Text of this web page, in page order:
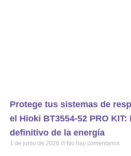
Protege tus sistemas de
el Hioki BT3554-52 PRO KIT:
definitivo de la energía
1 de junio de 2026 No hay comentarios